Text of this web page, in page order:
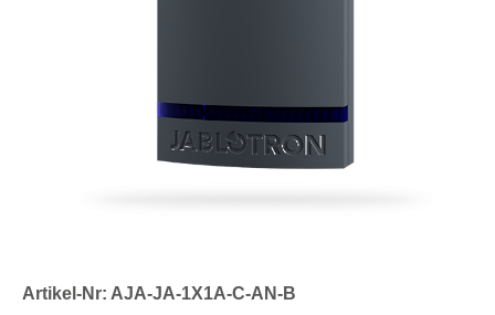
Artikel-Nr: AJA-JA-1X1A-C-AN-B